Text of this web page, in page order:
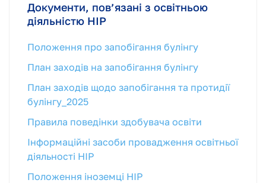
Документи, пов’язані з освітньою
діяльністю НІР
Положення про запобігання булінгу
План заходів на запобігання булінгу
План заходів щодо запобігання та протидії
булінгу_2025
Правила поведінки здобувача освіти
Інформаційні засоби провадження освітньої
діяльності НІР
Положення іноземці НІР